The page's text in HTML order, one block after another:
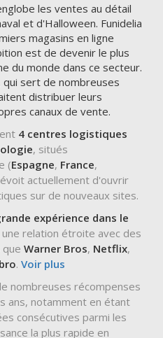
les ventes au détail
et d'Halloween. Funidelia
magasins en ligne
est de devenir le plus
du monde dans ce secteur.
qui sert de nombreuses
distribuer leurs
canaux de vente.
4 centres logistiques
, situés
(Espagne, France,
actuellement d'ouvrir
sur de nouveaux sites.
expérience dans le
une relation étroite avec des
Warner Bros, Netflix,
. Voir plus
nombreuses récompenses
ans, notamment en étant
consécutives parmi les
la plus rapide en